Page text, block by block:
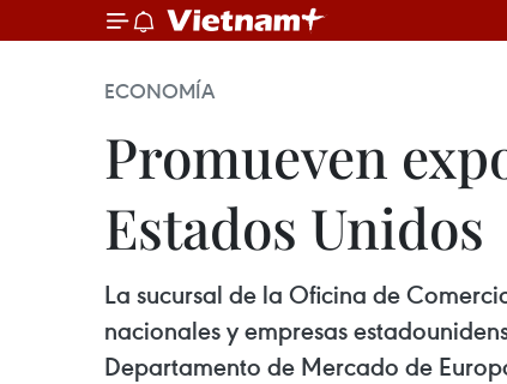
ECONOMÍA
Promueven
Estados Unidos
La sucursal de la Oficina de
nacionales y empresas
Departamento de Mercado de